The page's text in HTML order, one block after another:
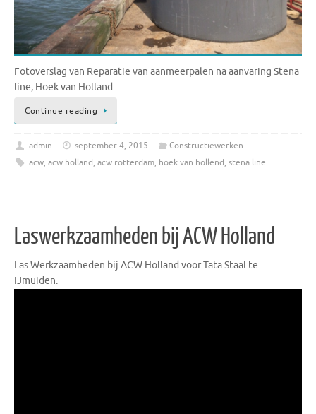
Fotoverslag van Reparatie van aanmeerpalen na aanvaring Stena
line, Hoek van Holland
Continue reading
admin september 4, 2015
Constructiewerken
acw, acw holland, acw rotterdam, hoek van hollend, stena line
Laswerkzaamheden bij ACW Holland
Las Werkzaamheden bij ACW Holland voor Tata Staal te
IJmuiden.